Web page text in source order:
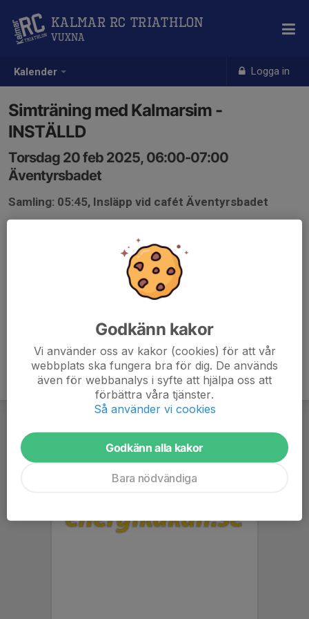
Kalender Logga in
Kalmar RC Triathlon
Vuxna
Simträning med Kalmarsim -
INSTÄLLD
Torsdag 20 feb 2025, 06:00-07:00
Äventyrsbadet
Samling: 05:45, Insläpp vid cafét Äventyrsbadet
stängd och vår simning är inställd
Godkänn kakor
Vi använder oss av kakor (cookies) för att vår
webbplats ska fungera bra för dig. De används
även för webbanalys i syfte att hjälpa oss att
förbättra våra tjänster.
Så använder vi cookies
Godkänn alla kakor
Bara nödvändiga